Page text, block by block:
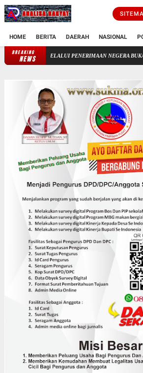
HOME BERITA DAERAH NASIONAL
BREAKING
NEWS JARGONISME PENGELOLAAN